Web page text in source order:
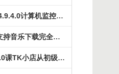
veyon电子教室管理v4.9.4.0计算机监控软件
安卓端DJ串烧集神器支持音乐下载完全免费
东南亚TikTok Shop3.0课TK小店​从初级到高阶